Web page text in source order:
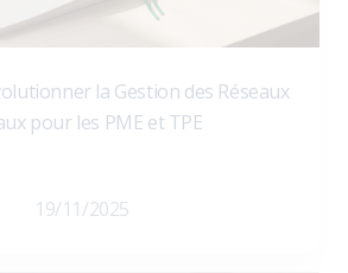
la Gestion des Réseaux
pour les PME et TPE
19/11/2025